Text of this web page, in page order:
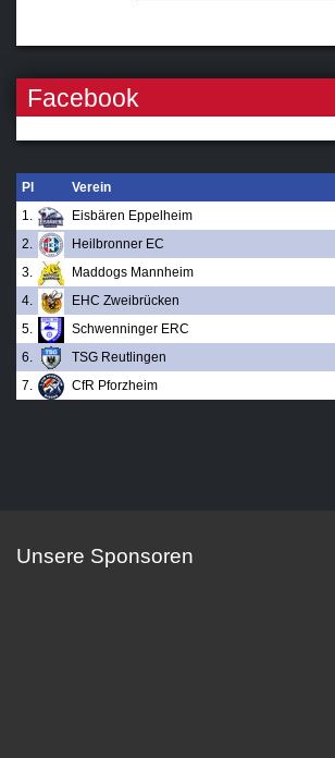
Facebook
Pl Verein
1.
Eisbären Eppelheim
2.
Heilbronner EC
3.
Maddogs Mannheim
4.
EHC Zweibrücken
5.
Schwenninger ERC
6.
TSG Reutlingen
7.
CfR Pforzheim
Unsere Sponsoren